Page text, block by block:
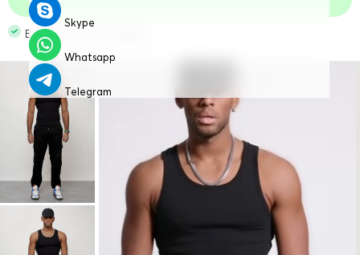
Skype
Whatsapp
Telegram
В наличии Код: 2422Ch